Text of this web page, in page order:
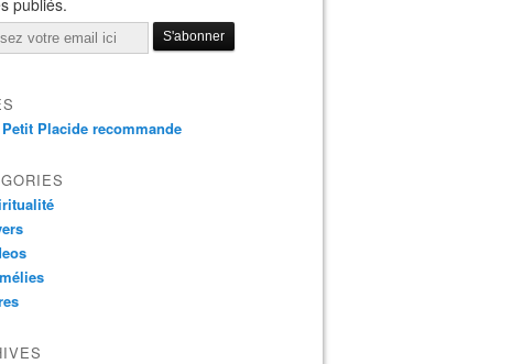
publiés.
Placide recommande